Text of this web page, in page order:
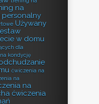
na
Używany
w domu
dla
kondycję
ćwiczenia na
na
na
ćwiczenia